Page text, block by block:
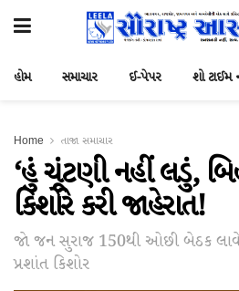
હોમ સમાચાર ઈ-પેપર શો ટાઈમ
Home તાજા સમાચાર
‘હું ચૂંટણી નહીં લડું,
કિશોરે કરી જાહેરાત!
જો જન સુરાજ 150થી ઓછી બેઠક
પ્રશાંત કિશોર